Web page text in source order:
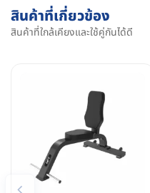
สินค้าที่เกี่ยวข้อง
สินค้าที่ใกล้เคียงและใช้คู่กันได้ดี